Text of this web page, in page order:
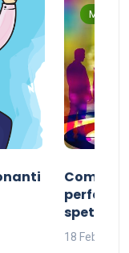
Musica
Come
perfetta
18 Febbraio